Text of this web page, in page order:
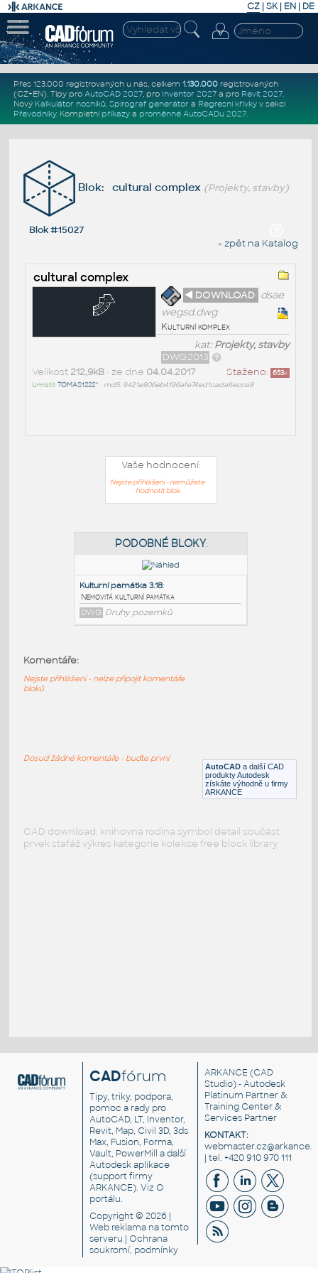
CZ | SK| EN | DE
Přes 123.000 registrovaných u nás, celkem 1.130.000registrovaných
(CZ+EN). Tipy pro AutoCAD 2027, pro Inventor 2027a pro Revit 2027.
Nový Kalkulátor nosníků, Spirograf generátor a Regresní křivkyv sekci
Převodníky. Kompletní příkazya proměnné AutoCADu 2027.
Blok: cultural complex (Projekty, stavby)
Blok #15027
« zpět na Katalog
cultural complex
◄ DOWNLOAD dsae
wegsd.dwg
Kulturní komplex
kat:Projekty, stavby
DWG2013
Staženo: 653x
Velikost 212,9kB• ze dne 04.04.2017
Umístil:TOMAS1222^ • md5: 9421e906eb4196afe74ed1cada6ecca8
Vaše hodnocení:
Nejste přihlášeni - nemůžete
hodnotit blok
AutoCAD a další CAD
produkty Autodesk
získáte výhodně u firmy
ARKANCE
Komentáře:
Nejste přihlášeni - nelze připojit komentáře
bloků
Dosud žádné komentáře - buďte první
CAD download: knihovna rodina symbol detail součást
prvek stafáž výkres kategorie kolekce free block library
CADfórum
Tipy, triky, podpora,
pomoc a rady pro
AutoCAD, LT, Inventor,
Revit, Map, Civil 3D, 3ds
Max, Fusion, Forma,
Vault, PowerMill a další
Autodesk aplikace
(support firmy
ARKANCE). VizO
portálu.
Copyright © 2026 |
Web reklama na tomto
serveru |Ochrana
soukromí, podmínky
ARKANCE (CAD
Studio) - Autodesk
Platinum Partner &
Training Center &
Services Partner
KONTAKT:
| tel. +420 910 970 111